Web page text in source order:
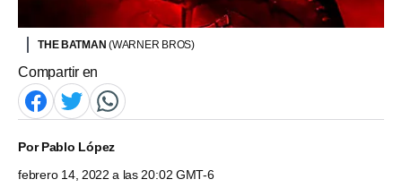
THE BATMAN (WARNER BROS)
Compartir en
PorPablo López
febrero 14, 2022 a las 20:02 GMT-6